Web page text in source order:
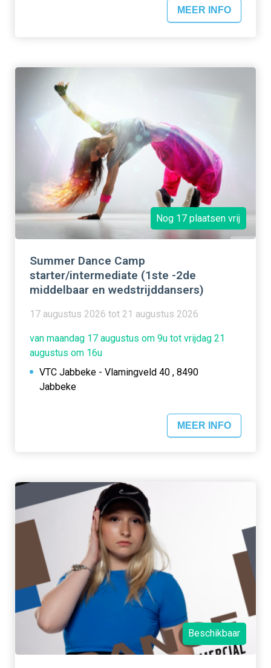
MEER INFO
Nog 17 plaatsen vrij
Summer Dance Camp
starter/intermediate (1ste -2de
middelbaar en wedstrijddansers)
17 augustus 2026 tot 21 augustus 2026
van maandag 17 augustus om 9u tot vrijdag 21
augustus om 16u
VTC Jabbeke - Vlamingveld 40 , 8490
Jabbeke
MEER INFO
Beschikbaar